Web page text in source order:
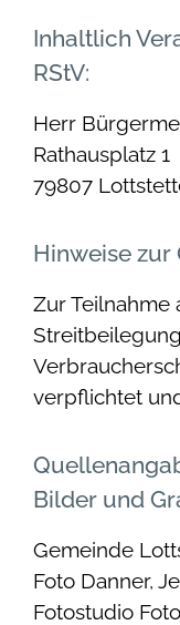
Inhaltlich
RStV:
Herr
Rathausplatz 1
79807
Hinweise
Zur Teilnahme
verpflichtet
Bilder und
Gemeinde
Foto Danner,
Fotostudio